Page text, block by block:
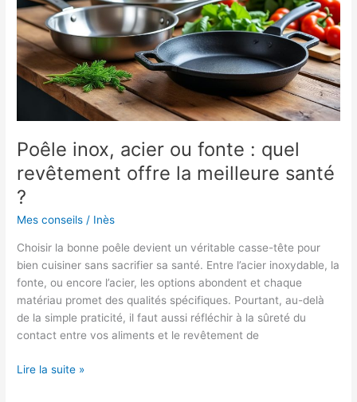
Le
Inoxidabili
Ø
24
cm
l’honneur
votre
cuisine
!
Poêle inox, acier ou fonte : quel
revêtement offre la meilleure santé
?
Mes conseils / Inès
Choisir la bonne poêle devient un véritable casse-tête pour
bien cuisiner sans sacrifier sa santé. Entre l’acier inoxydable, la
fonte, ou encore l’acier, les options abondent et chaque
matériau promet des qualités spécifiques. Pourtant, au-delà
de la simple praticité, il faut aussi réfléchir à la sûreté du
contact entre vos aliments et le revêtement de
Poêle
Lire la suite »